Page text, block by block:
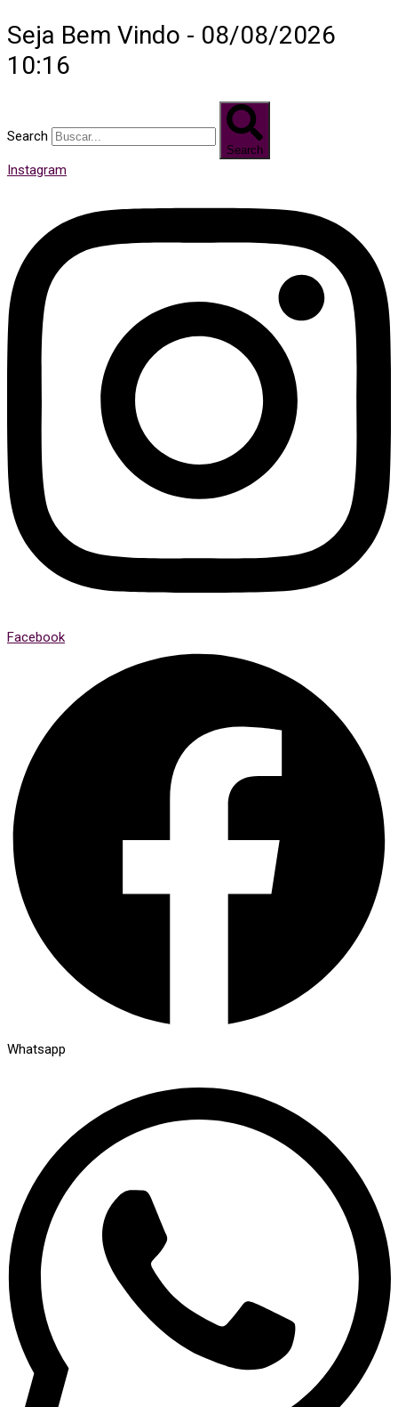
Seja Bem Vindo - 08/08/2026
10:16
Search
Search
Instagram
Facebook
Whatsapp